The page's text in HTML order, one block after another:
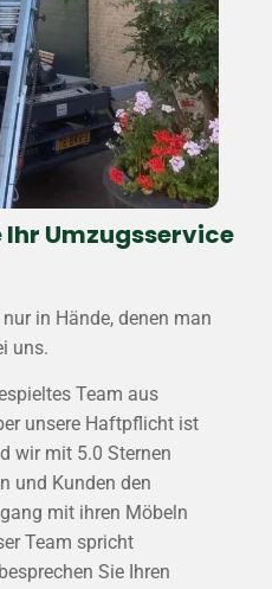
Ihr Umzugsservice
in Hände, denen man
uns.
Team aus
unsere Haftpflicht ist
wir mit 5.0 Sternen
und Kunden den
mit ihren Möbeln
Team spricht
Sie Ihren